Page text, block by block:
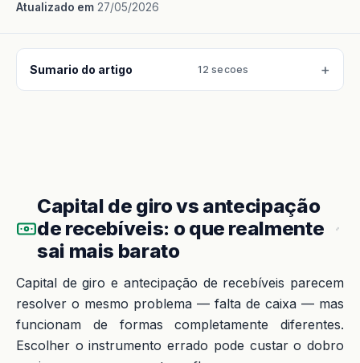
Atualizado em 27/05/2026
Sumario do artigo 12 secoes
Capital de giro vs antecipação
de recebíveis: o que realmente
sai mais barato
Capital de giro e antecipação de recebíveis parecem
resolver o mesmo problema — falta de caixa — mas
funcionam de formas completamente diferentes.
Escolher o instrumento errado pode custar o dobro